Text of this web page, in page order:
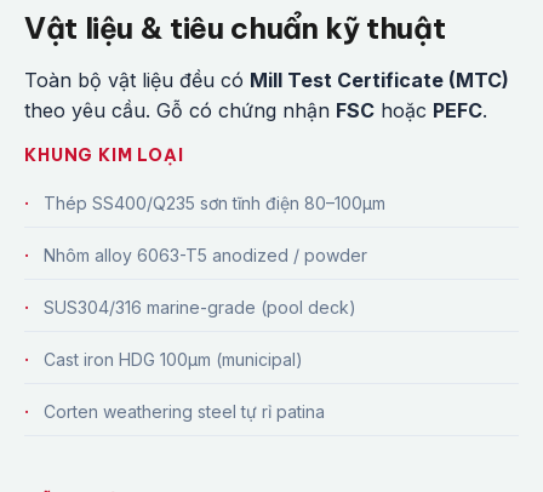
Vật liệu & tiêu chuẩn kỹ thuật
Toàn bộ vật liệu đều có Mill Test Certificate (MTC)
theo yêu cầu. Gỗ có chứng nhận FSC hoặc PEFC.
KHUNG KIM LOẠI
Thép SS400/Q235 sơn tĩnh điện 80–100μm
Nhôm alloy 6063-T5 anodized / powder
SUS304/316 marine-grade (pool deck)
Cast iron HDG 100μm (municipal)
Corten weathering steel tự rỉ patina